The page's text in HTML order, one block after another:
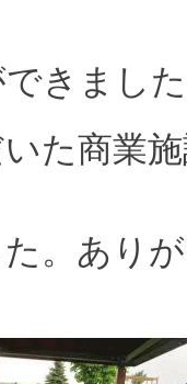
できまし
た商業
。 あり